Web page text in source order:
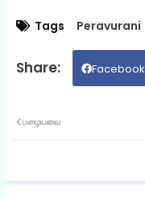
Tags Peravurani
Facebook
பழையவை